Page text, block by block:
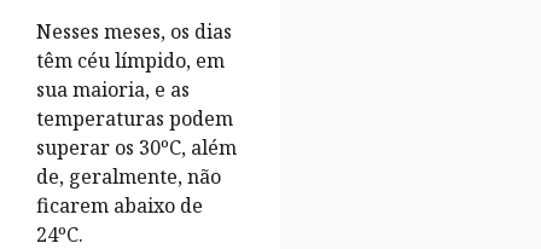
Nesses meses, os dias
têm céu límpido, em
sua maioria, e as
temperaturas podem
superar os 30ºC, além
de, geralmente, não
ficarem abaixo de
24ºC.